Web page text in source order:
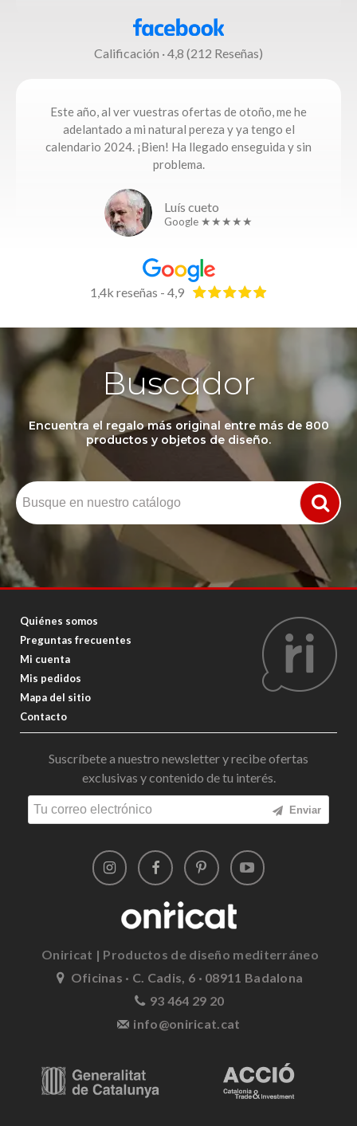
Calificación · 4,8 (212 Reseñas)
Este año, al ver vuestras ofertas de otoño, me he
adelantado a mi natural pereza y ya tengo el
calendario 2024. ¡Bien! Ha llegado enseguida y sin
problema.
Luís cueto
Google ★★★★★
1,4k reseñas - 4,9
Buscador
Encuentra el regalo más original entre más de 800
productos y objetos de diseño.
Quiénes somos
Preguntas frecuentes
Mi cuenta
Mis pedidos
Mapa del sitio
Contacto
Suscríbete a nuestro newsletter y recibe ofertas
exclusivas y contenido de tu interés.
Enviar
Oniricat | Productos de diseño mediterráneo
Oficinas · C. Cadis, 6 · 08911 Badalona
93 464 29 20
info@oniricat.cat